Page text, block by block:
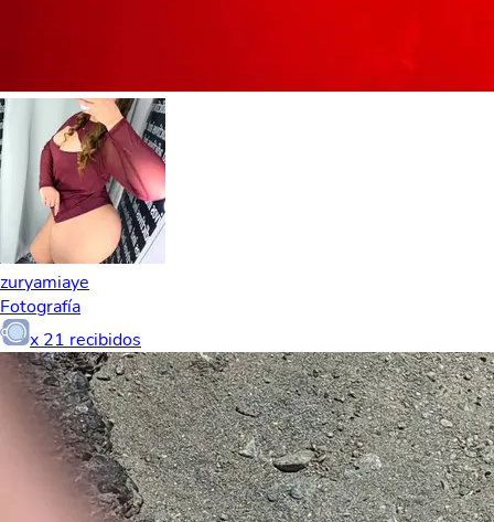
zuryamiaye
Fotografía
x 21 recibidos